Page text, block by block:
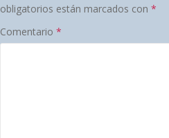
obligatorios están marcados con *
Comentario *